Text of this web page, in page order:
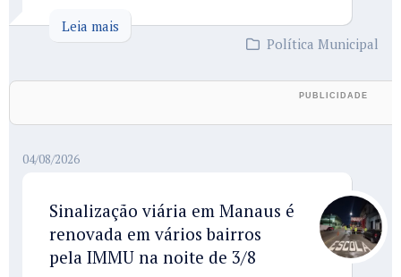
Leia mais
Política Municipal
04/08/2026
Sinalização viária em Manaus é
renovada em vários bairros
pela IMMU na noite de 3/8